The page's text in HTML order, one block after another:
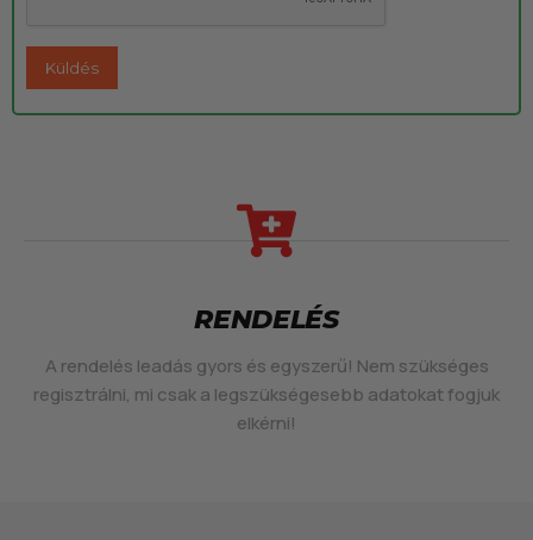
RENDELÉS
A rendelés leadás gyors és egyszerű! Nem szükséges
regisztrálni, mi csak a legszükségesebb adatokat fogjuk
elkérni!